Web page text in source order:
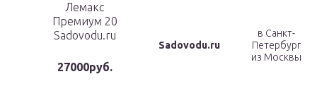
Лемакс
Премиум 20
Sadovodu.ru
27000руб.
Sadovodu.ru
в Санкт-
Петербург
из Москвы